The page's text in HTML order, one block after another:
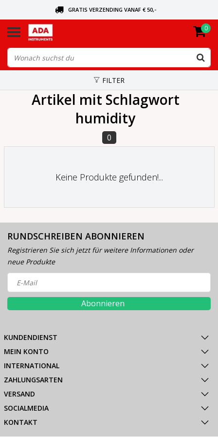
GRATIS VERZENDING VANAF € 50,-
VANDAAG BESTELD, VANDAAG VERZONDEN
0
FILTER
Artikel mit Schlagwort
humidity
0
Keine Produkte gefunden!...
RUNDSCHREIBEN ABONNIEREN
Registrieren Sie sich jetzt für weitere Informationen oder
neue Produkte
Abonnieren
KUNDENDIENST
MEIN KONTO
INTERNATIONAL
ZAHLUNGSARTEN
VERSAND
SOCIALMEDIA
KONTAKT